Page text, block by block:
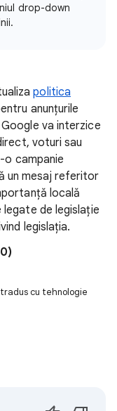
drop-down
politica
anunțurile
va interzice
voturi sau
campanie
un mesaj referitor
locală
de legislație
legislația.
cu tehnologie